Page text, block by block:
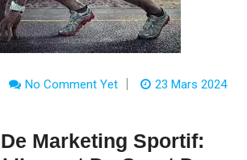
No Comment Yet 23 Mars 2024
Marketing Sportif: